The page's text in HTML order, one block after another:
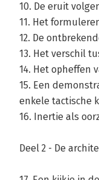
10. De eruit
11. Het
12. De
13. Het verschil
14. Het opheffen
15. Een
enkele tactische
16. Inertie als
Deel 2 - De